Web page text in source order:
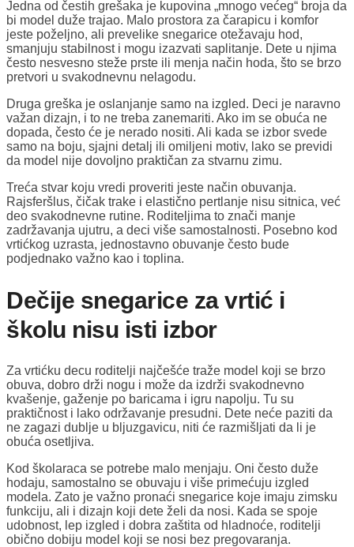
Jedna od čestih grešaka je kupovina „mnogo većeg“ broja da
bi model duže trajao. Malo prostora za čarapicu i komfor
jeste poželjno, ali prevelike snegarice otežavaju hod,
smanjuju stabilnost i mogu izazvati saplitanje. Dete u njima
često nesvesno steže prste ili menja način hoda, što se brzo
pretvori u svakodnevnu nelagodu.
Druga greška je oslanjanje samo na izgled. Deci je naravno
važan dizajn, i to ne treba zanemariti. Ako im se obuća ne
dopada, često će je nerado nositi. Ali kada se izbor svede
samo na boju, sjajni detalj ili omiljeni motiv, lako se previdi
da model nije dovoljno praktičan za stvarnu zimu.
Treća stvar koju vredi proveriti jeste način obuvanja.
Rajsferšlus, čičak trake i elastično pertlanje nisu sitnica, već
deo svakodnevne rutine. Roditeljima to znači manje
zadržavanja ujutru, a deci više samostalnosti. Posebno kod
vrtićkog uzrasta, jednostavno obuvanje često bude
podjednako važno kao i toplina.
Dečije snegarice za vrtić i
školu nisu isti izbor
Za vrtićku decu roditelji najčešće traže model koji se brzo
obuva, dobro drži nogu i može da izdrži svakodnevno
kvašenje, gaženje po baricama i igru napolju. Tu su
praktičnost i lako održavanje presudni. Dete neće paziti da
ne zagazi dublje u bljuzgavicu, niti će razmišljati da li je
obuća osetljiva.
Kod školaraca se potrebe malo menjaju. Oni često duže
hodaju, samostalno se obuvaju i više primećuju izgled
modela. Zato je važno pronaći snegarice koje imaju zimsku
funkciju, ali i dizajn koji dete želi da nosi. Kada se spoje
udobnost, lep izgled i dobra zaštita od hladnoće, roditelji
obično dobiju model koji se nosi bez pregovaranja.